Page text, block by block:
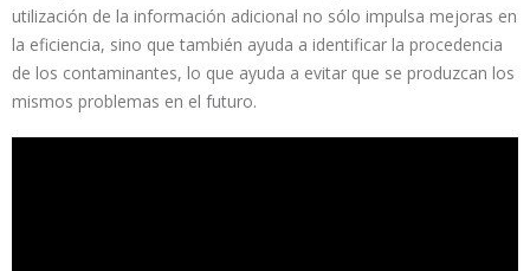
utilización de la información adicional no sólo impulsa mejoras en
la eficiencia, sino que también ayuda a identificar la procedencia
de los contaminantes, lo que ayuda a evitar que se produzcan los
mismos problemas en el futuro.